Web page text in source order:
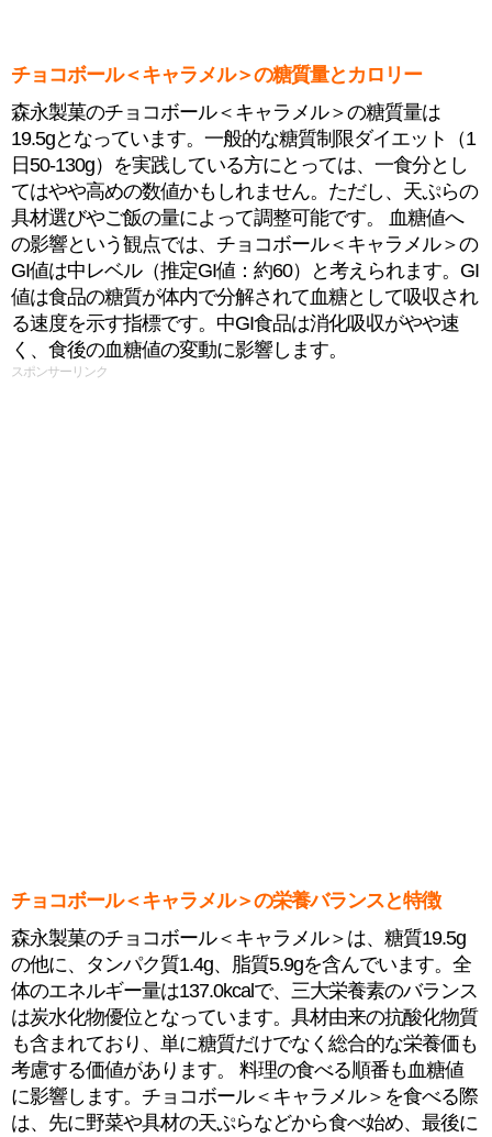
チョコボール＜キャラメル＞の糖質量とカロリー
森永製菓のチョコボール＜キャラメル＞の糖質量は
19.5gとなっています。一般的な糖質制限ダイエット（1
日50-130g）を実践している方にとっては、一食分とし
てはやや高めの数値かもしれません。ただし、天ぷらの
具材選びやご飯の量によって調整可能です。 血糖値へ
の影響という観点では、チョコボール＜キャラメル＞の
GI値は中レベル（推定GI値：約60）と考えられます。GI
値は食品の糖質が体内で分解されて血糖として吸収され
る速度を示す指標です。中GI食品は消化吸収がやや速
く、食後の血糖値の変動に影響します。
スポンサーリンク
チョコボール＜キャラメル＞の栄養バランスと特徴
森永製菓のチョコボール＜キャラメル＞は、糖質19.5g
の他に、タンパク質1.4g、脂質5.9gを含んでいます。全
体のエネルギー量は137.0kcalで、三大栄養素のバランス
は炭水化物優位となっています。具材由来の抗酸化物質
も含まれており、単に糖質だけでなく総合的な栄養価も
考慮する価値があります。 料理の食べる順番も血糖値
に影響します。チョコボール＜キャラメル＞を食べる際
は、先に野菜や具材の天ぷらなどから食べ始め、最後に